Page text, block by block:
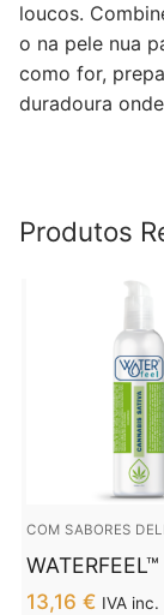
loucos.
o na pele nua
como for,
duradoura
Produtos
COM SABORES
WATERFEEL™
13,16 € IVA inc.